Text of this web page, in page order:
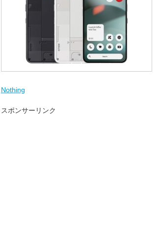
Nothing
スポンサーリンク